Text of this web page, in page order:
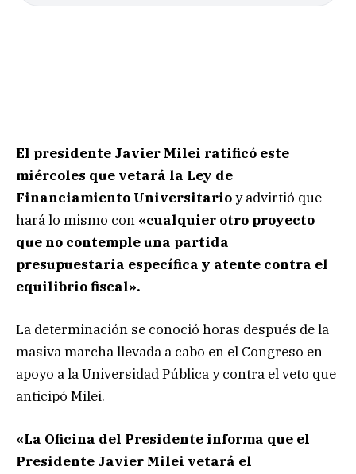
El presidente Javier Milei ratificó este
miércoles que vetará la Ley de
Financiamiento Universitarioy advirtió que
hará lo mismo con «cualquier otro proyecto
que no contemple una partida
presupuestaria específica y atente contra el
equilibrio fiscal».
La determinación se conoció horas después de la
masiva marcha llevada a cabo en el Congreso en
apoyo a la Universidad Pública y contra el veto que
anticipó Milei.
«La Oficina del Presidente informa que el
Presidente Javier Milei vetará el